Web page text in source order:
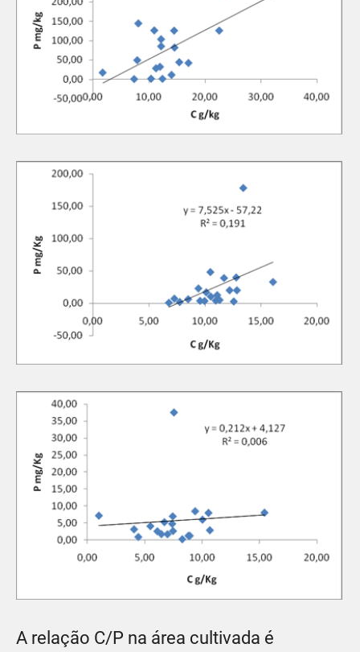
A relação C/P na área cultivada é